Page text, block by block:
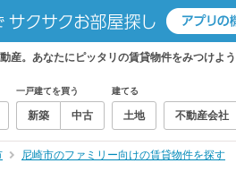
産。あなたにピッタリの賃貸物件をみつけよう
一戸建てを買う
新築 中古
建てる
土地 不動産会社
尼崎市のファミリー向けの賃貸物件を探す